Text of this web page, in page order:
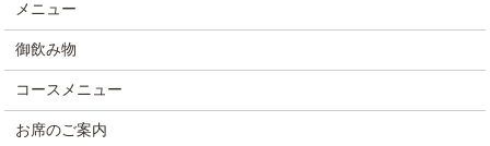
メニュー
御飲み物
コースメニュー
お席のご案内